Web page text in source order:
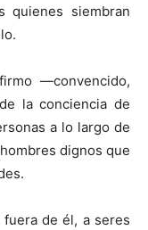
quienes siembran
—convencido,
la conciencia de
a lo largo de
dignos que
de él, a seres